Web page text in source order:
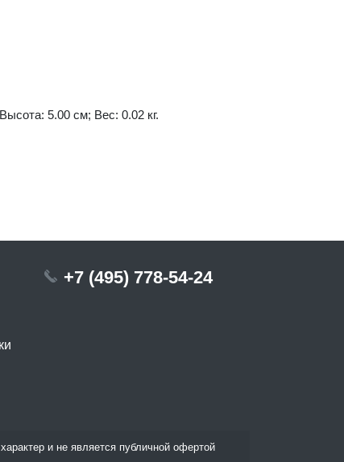
5.00 см; Вес: 0.02 кг.
+7 (495) 778-54-24
и не является публичной офертой